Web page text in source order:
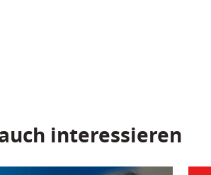
interessieren